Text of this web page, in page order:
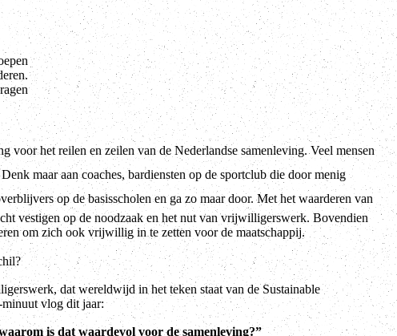
voor het reilen en zeilen van de Nederlandse samenleving. Veel mensen
maar aan coaches, bardiensten op de sportclub die door menig
op de basisscholen en ga zo maar door. Met het waarderen van
vestigen op de noodzaak en het nut van vrijwilligerswerk. Bovendien
om zich ook vrijwillig in te zetten voor de maatschappij.
dat wereldwijd in het teken staat van de Sustainable
vlog dit jaar:
is dat waardevol voor de samenleving?”